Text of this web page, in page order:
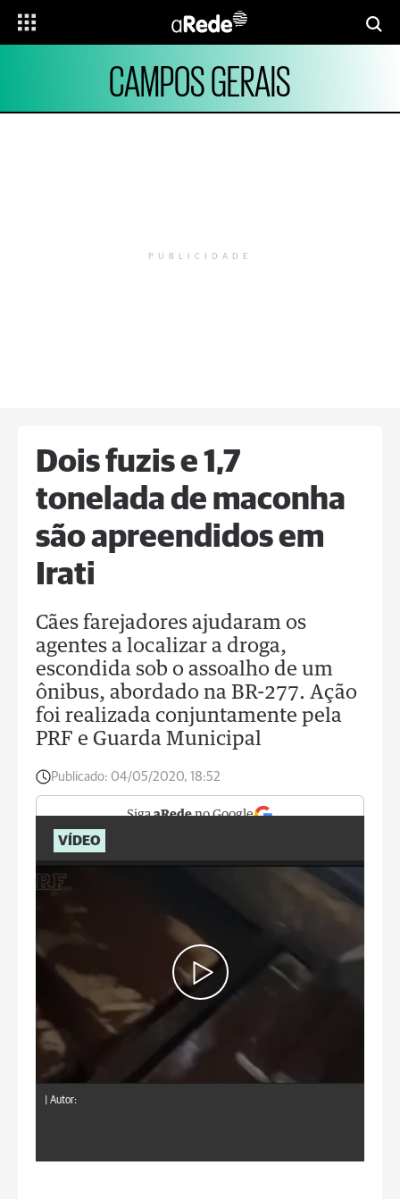
CAMPOS GERAIS
PUBLICIDADE
Dois fuzis e 1,7
tonelada de maconha
são apreendidos em
Irati
Cães farejadores ajudaram os
agentes a localizar a droga,
escondida sob o assoalho de um
ônibus, abordado na BR-277. Ação
foi realizada conjuntamente pela
PRF e Guarda Municipal
Publicado: 04/05/2020, 18:52
SigaaRedeno Google
VÍDEO
Autor: